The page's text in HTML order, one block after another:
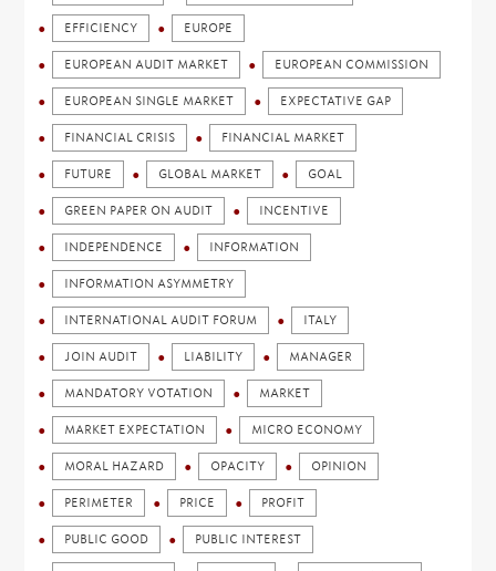
EFFICIENCY EUROPE
EUROPEAN AUDIT MARKET EUROPEAN COMMISSION
EUROPEAN SINGLE MARKET EXPECTATIVE GAP
FINANCIAL CRISIS FINANCIAL MARKET
FUTURE GLOBAL MARKET GOAL
GREEN PAPER ON AUDIT INCENTIVE
INDEPENDENCE INFORMATION
INFORMATION ASYMMETRY
INTERNATIONAL AUDIT FORUM ITALY
JOIN AUDIT LIABILITY MANAGER
MANDATORY VOTATION MARKET
MARKET EXPECTATION MICRO ECONOMY
MORAL HAZARD OPACITY OPINION
PERIMETER PRICE PROFIT
PUBLIC GOOD PUBLIC INTEREST